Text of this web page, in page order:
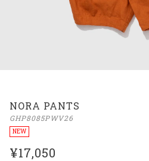
NORA PANTS
GHP8085PWV26
NEW
¥17,050